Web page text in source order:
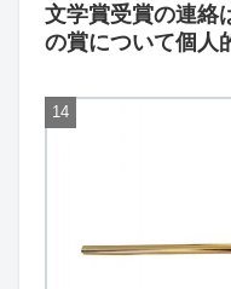
文学賞受賞の連絡
の賞について個人